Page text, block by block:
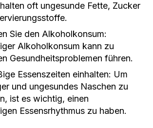
oft ungesunde Fette, Zucker
Sie den Alkoholkonsum:
Alkoholkonsum kann zu
Gesundheitsproblemen führen.
Essenszeiten einhalten: Um
und ungesundes Naschen zu
ist es wichtig, einen
Essensrhythmus zu haben.